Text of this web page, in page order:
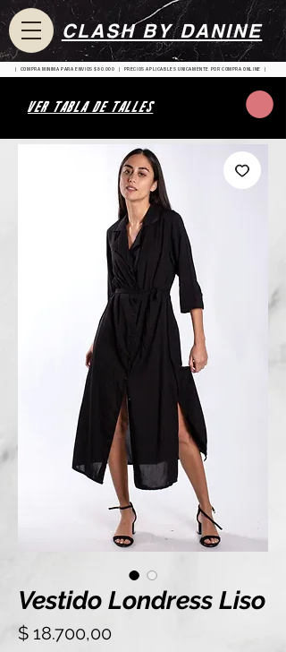
| COMPRA MINIMA PARA ENVIOS $80.000 | PRECIOS APLICABLES UNICAMENTE POR COMPRA ONLINE |
CLASH BY DANINE
VER TABLA DE TALLES
Vestido Londress Liso
$ 18.700,00Precio